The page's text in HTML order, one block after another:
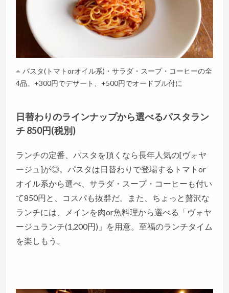
パスタ(トマトorオイル系)・サラダ・スープ・コーヒーの全
4品。+300円でデザート、+500円でオードブル付に
日替わりのラインナップから選べるパスタラン
チ 850円(税別)
ランチの定番、パスタを頂くなら長年人気の[ヴォヤ
ージュ]が◎。パスタは日替わりで登場するトマトor
オイル系から選べ、サラダ・スープ・コーヒーも付い
て850円と、コスパも抜群だ。また、ちょっと贅沢な
ランチには、メインを肉or魚料理から選べる「ヴォヤ
ージュランチ(1,200円)」を用意。至福のランチタイム
を楽しもう。